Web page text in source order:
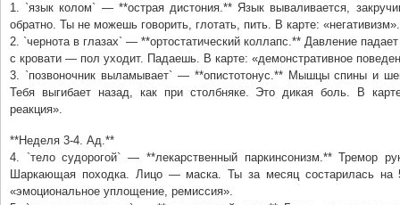
1. `язык колом` — **острая дистония.** Язык вываливается,
обратно. Ты не можешь говорить, глотать, пить. В карте: «негативизм».
2. `чернота в глазах` — **ортостатический коллапс.** Давление
с кровати — пол уходит. Падаешь. В карте: «демонстративное
3. `позвоночник выламывает` — **опистотонус.** Мышцы спины и
Тебя выгибает назад, как при столбняке. Это дикая боль. В
реакция».
**Неделя 3-4. Ад.**
4. `тело судорогой` — **лекарственный паркинсонизм.** Тремор
Шаркающая походка. Лицо — маска. Ты за месяц состарилась на
«эмоциональное уплощение, ремиссия».